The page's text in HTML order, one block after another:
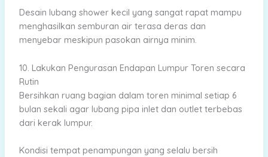
Desain lubang shower kecil yang sangat rapat mampu
menghasilkan semburan air terasa deras dan
menyebar meskipun pasokan airnya minim.
10. Lakukan Pengurasan Endapan Lumpur Toren secara
Rutin
Bersihkan ruang bagian dalam toren minimal setiap 6
bulan sekali agar lubang pipa inlet dan outlet terbebas
dari kerak lumpur.
Kondisi tempat penampungan yang selalu bersih